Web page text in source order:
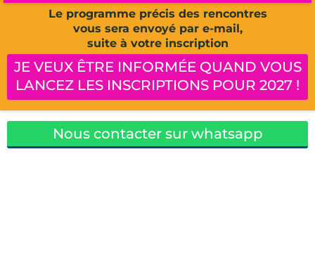
Le programme précis des rencontres
vous sera envoyé par e-mail,
suite à votre inscription
JE VEUX ÊTRE INFORMÉE QUAND VOUS
LANCEZ LES INSCRIPTIONS POUR 2027 !
Nous contacter sur whatsapp